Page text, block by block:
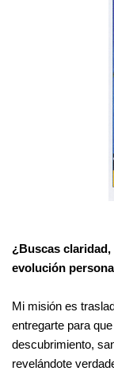
¿Buscas
evolución
Mi misión es
entregarte para
descubrimiento,
revelándote